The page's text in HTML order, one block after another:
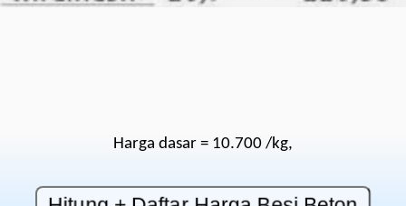
Harga dasar = 10.700 /kg,